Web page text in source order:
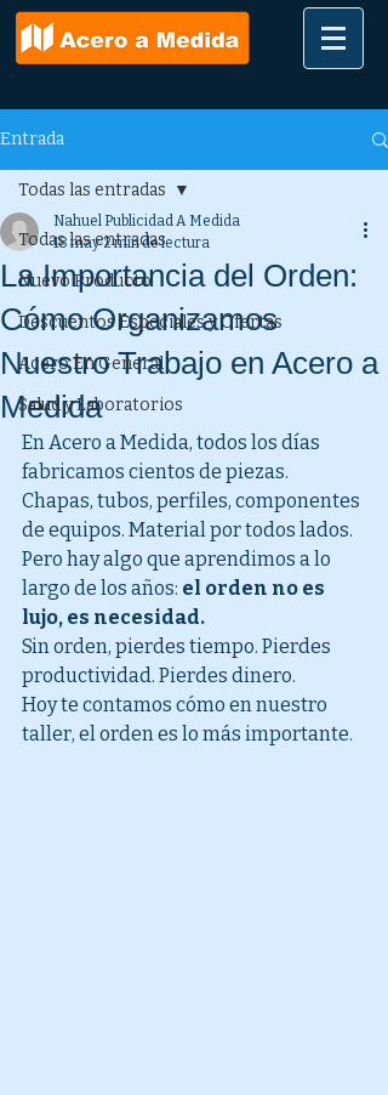
Entrada
Todas las entradas
Nuevo Producto
Descuentos Especiales y Ofertas
Acero En General
Salud y Laboratorios
Todas las entradas
La Importancia del Orden:
Cómo Organizamos
Nuestro Trabajo en Acero a
Medida
Nahuel Publicidad A Medida
18 may 2 min de lectura
En Acero a Medida, todos los días
fabricamos cientos de piezas.
Chapas, tubos, perfiles, componentes
de equipos. Material por todos lados.
Pero hay algo que aprendimos a lo
largo de los años: el orden no es
lujo, es necesidad.
Sin orden, pierdes tiempo. Pierdes
productividad. Pierdes dinero.
Hoy te contamos cómo en nuestro
taller, el orden es lo más importante.